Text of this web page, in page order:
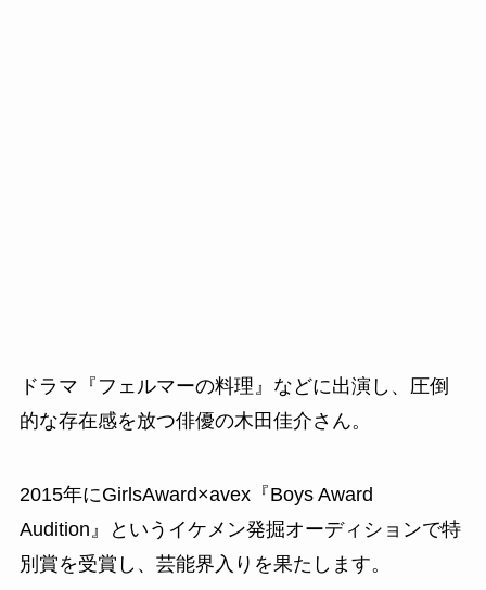
ドラマ『フェルマーの料理』などに出演し、圧倒
的な存在感を放つ俳優の木田佳介さん。
2015年にGirlsAward×avex『Boys Award
Audition』というイケメン発掘オーディションで特
別賞を受賞し、芸能界入りを果たします。